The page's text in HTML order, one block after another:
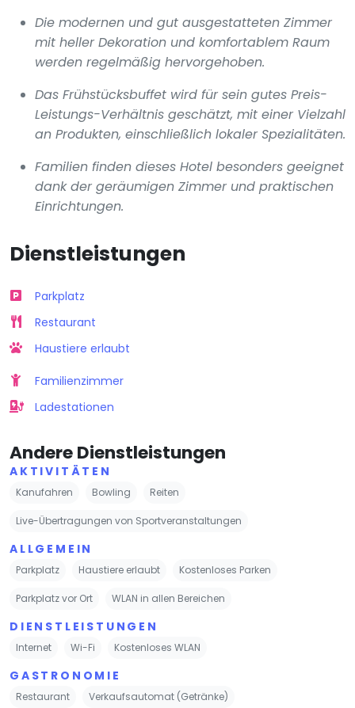
Die modernen und gut ausgestatteten Zimmer
mit heller Dekoration und komfortablem Raum
werden regelmäßig hervorgehoben.
Das Frühstücksbuffet wird für sein gutes Preis-
Leistungs-Verhältnis geschätzt, mit einer Vielzahl
an Produkten, einschließlich lokaler Spezialitäten.
Familien finden dieses Hotel besonders geeignet
dank der geräumigen Zimmer und praktischen
Einrichtungen.
Dienstleistungen
Parkplatz
Restaurant
Haustiere erlaubt
Familienzimmer
Ladestationen
Andere Dienstleistungen
AKTIVITÄTEN
Kanufahren Bowling Reiten
Live-Übertragungen von Sportveranstaltungen
ALLGEMEIN
Parkplatz Haustiere erlaubt Kostenloses Parken
Parkplatz vor Ort WLAN in allen Bereichen
DIENSTLEISTUNGEN
Internet Wi-Fi Kostenloses WLAN
GASTRONOMIE
Restaurant Verkaufsautomat (Getränke)